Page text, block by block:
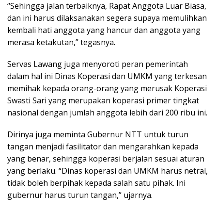
“Sehingga jalan terbaiknya, Rapat Anggota Luar Biasa,
dan ini harus dilaksanakan segera supaya memulihkan
kembali hati anggota yang hancur dan anggota yang
merasa ketakutan,” tegasnya.
Servas Lawang juga menyoroti peran pemerintah
dalam hal ini Dinas Koperasi dan UMKM yang terkesan
memihak kepada orang-orang yang merusak Koperasi
Swasti Sari yang merupakan koperasi primer tingkat
nasional dengan jumlah anggota lebih dari 200 ribu ini.
Dirinya juga meminta Gubernur NTT untuk turun
tangan menjadi fasilitator dan mengarahkan kepada
yang benar, sehingga koperasi berjalan sesuai aturan
yang berlaku. “Dinas koperasi dan UMKM harus netral,
tidak boleh berpihak kepada salah satu pihak. Ini
gubernur harus turun tangan,” ujarnya.